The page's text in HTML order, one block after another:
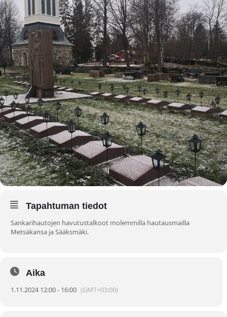
Tapahtuman tiedot
Sankarihautojen havutustalkoot molemmilla hautausmailla
Metsäkansa ja Sääksmäki.
Aika
1.11.2024 12:00 - 16:00 (GMT+03:00)